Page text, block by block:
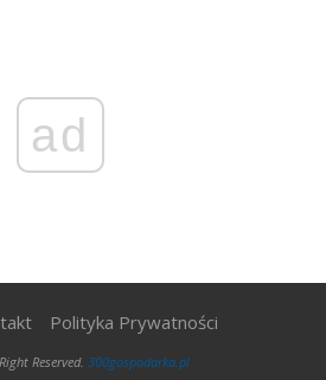
ad
Polityka Prywatności
Reserved. 300gospodarka.pl